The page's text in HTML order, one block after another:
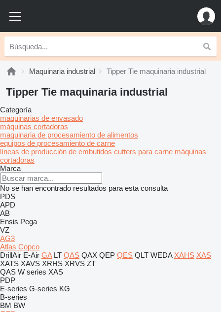
Maquinaria industrial Tipper Tie maquinaria industrial
Tipper Tie maquinaria industrial
Categoría
maquinarias de envasado
máquinas cortadoras
maquinaria de procesamiento de alimentos
equipos de procesamiento de carne
líneas de producción de embutidos cutters para carne máquinas
cortadoras
Marca
No se han encontrado resultados para esta consulta
PDS
APD
AB
Ensis Pega
VZ
AG3
Atlas Copco
DrillAir E-Air GA LT QAS QAX QEP QES QLT WEDA XAHS XAS
XATS XAVS XRHS XRVS ZT
QAS W series XAS
PDP
E-series G-series KG
B-series
BM BW